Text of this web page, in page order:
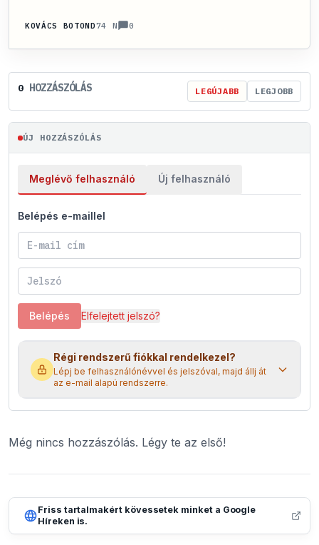
KOVÁCS BOTOND74 N 0
0 HOZZÁSZÓLÁS LEGÚJABB LEGJOBB
ÚJ HOZZÁSZÓLÁS
Meglévő felhasználó Új felhasználó
Belépés e-maillel
Belépés Elfelejtett jelszó?
Régi rendszerű fiókkal rendelkezel?
Lépj be felhasználónévvel és jelszóval, majd állj át
az e-mail alapú rendszerre.
Még nincs hozzászólás. Légy te az első!
Friss tartalmakért kövessetek minket a Google
Híreken is.